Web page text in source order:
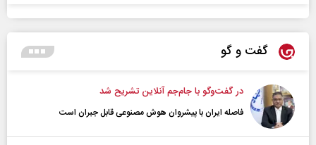
گفت و گو
در گفت‌و‌گو با جام‌جم آنلاین تشریح شد
فاصله ایران با پیشرو‌ان هوش مصنوعی قابل جبران است